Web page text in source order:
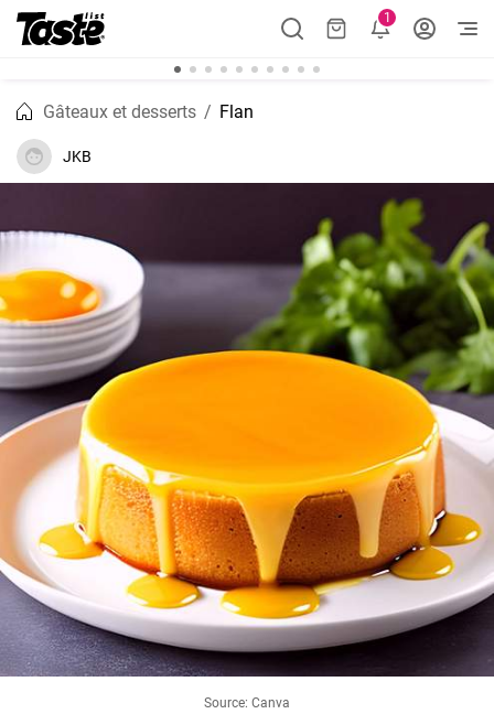
1
Gâteaux et desserts Flan
JKB
Source: Canva